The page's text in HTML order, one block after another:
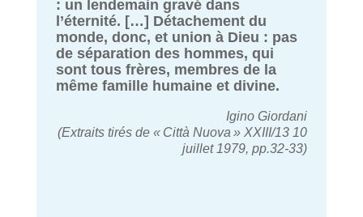
: un lendemain gravé dans
l’éternité. […] Détachement du
monde, donc, et union à Dieu : pas
de séparation des hommes, qui
sont tous frères, membres de la
même famille humaine et divine.
Igino Giordani
(Extraits tirés de « Città Nuova » XXIII/13 10
juillet 1979, pp.32-33)